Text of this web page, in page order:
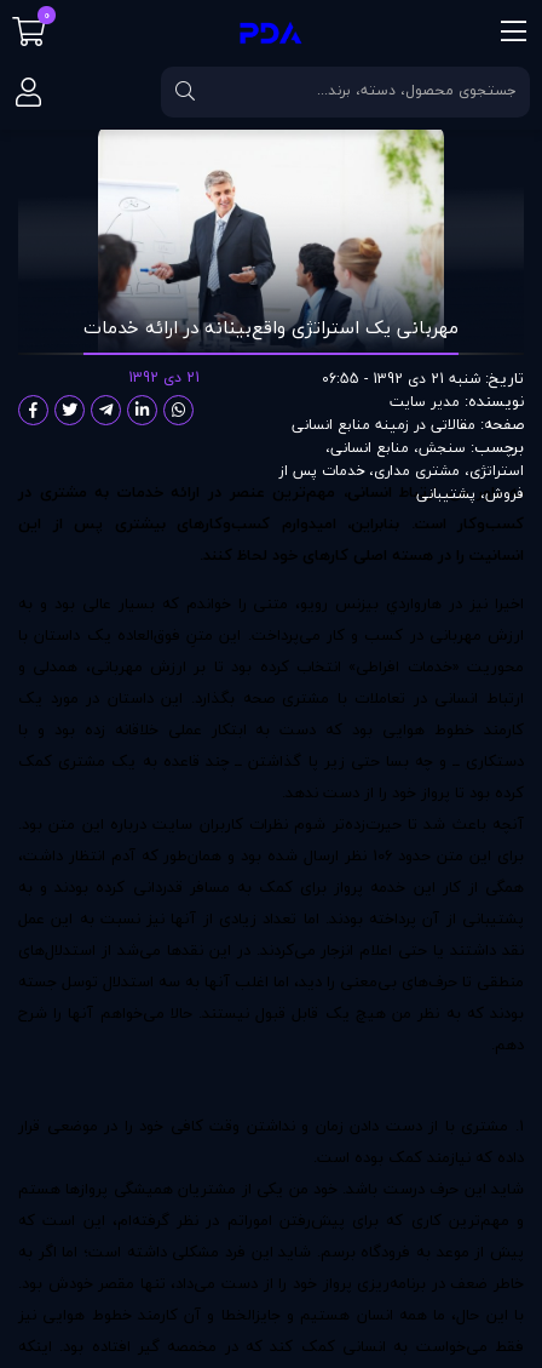
صفحه اصلی مقالات مهربانی يک استراتژی واقع‌بينانه در ارائه‌ خدمات
مهربانی يک استراتژی واقع‌بينانه در ارائه‌ خدمات
تاریخ: شنبه 21 دی 1392 - 06:55
نویسنده: مدير سايت
صفحه: مقالاتی در زمينه منابع انسانی
برچسب: سنجش، منابع انسانی،
استراتژی، مشتری مداری، خدمات پس از
فروش، پشتیبانی
21 دی 1392
به باور من، ارتباط انسانی، مهم‌ترین عنصر در ارائه‌ خدمات به مشتری در
کسب‌وکار است. بنابراین، امیدوارم کسب‌وکارهای بیشتری پس از این
انسانیت را در هسته‌ اصلی کارهای خود لحاظ کنند.
اخیرا نیز در هارواردي بیزنس رویو، متنی را خواندم که بسیار عالی بود و به
ارزش مهربانی در کسب و کار می‌پرداخت. این متنِ فوق‌العاده یک داستان با
محوریت «خدمات افراطی» انتخاب کرده بود تا بر ارزش مهربانی، همدلی و
ارتباط انسانی در تعاملات با مشتری صحه بگذارد. این داستان در مورد یک
کارمند خطوط هوایی بود که دست به ابتکار عملی خلاقانه زده بود و با
دستکاری ــ و چه بسا حتی زیر پا گذاشتن ــ چند قاعده به یک مشتری کمک
کرده بود تا پرواز خود را از دست ندهد.
آنچه باعث شد تا حیرت‌زده‌تر شوم نظرات کاربران سایت درباره این متن بود.
برای این متن حدود 106 نظر ارسال شده بود و همان‌طور که آدم انتظار داشت،
همگی از کار این خدمه‌ پرواز برای کمک به مسافر قدردانی کرده بودند و به
پشتیبانی از آن پرداخته بودند. اما تعداد زیادی از آنها نیز نسبت به این عمل
نقد داشتند یا حتی اعلام انزجار می‌کردند. در این نقدها می‌شد از استدلال‌های
منطقی تا حرف‌های بی‌معنی را دید، اما اغلب آنها به سه استدلال توسل جسته
بودند که به نظر من هیچ یک قابل قبول نیستند. حالا می‌خواهم آنها را شرح
دهم.
1. مشتری با از دست دادن زمان و نداشتن وقت کافی خود را در موضعی قرار
داده که نیازمند کمک بوده است.
شاید این حرف درست باشد. خود من یکی از مشتریان همیشگی پروازها هستم
و مهم‌ترین کاری که برای پیش‌رفتن اموراتم در نظر گرفته‌ام، این است که
پیش از موعد به فرودگاه برسم. شاید این فرد مشکلی داشته است؛ اما اگر به
خاطر ضعف در برنامه‌ریزی پرواز خود را از دست می‌داد، تنها مقصر خودش بود.
با این حال، ما همه انسان هستیم و جایزالخطا و آن کارمند خطوط هوایی نیز
فقط می‌خواست به انسانی کمک کند که در مخمصه گیر افتاده بود. اینکه
0